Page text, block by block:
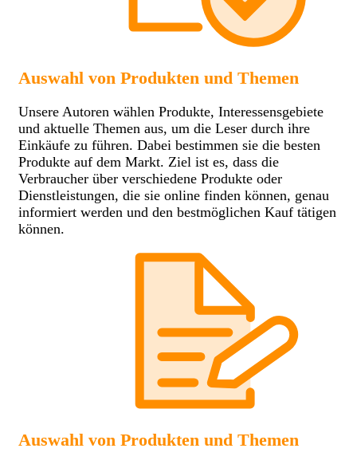
Auswahl von Produkten und Themen
Unsere Autoren wählen Produkte, Interessensgebiete
und aktuelle Themen aus, um die Leser durch ihre
Einkäufe zu führen. Dabei bestimmen sie die besten
Produkte auf dem Markt. Ziel ist es, dass die
Verbraucher über verschiedene Produkte oder
Dienstleistungen, die sie online finden können, genau
informiert werden und den bestmöglichen Kauf tätigen
können.
Auswahl von Produkten und Themen